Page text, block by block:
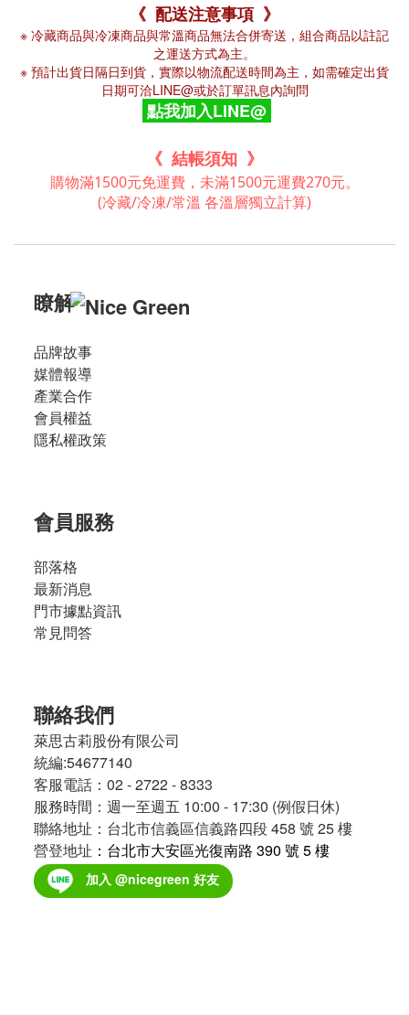
《 配送注意事項 》
※ 冷藏商品與冷凍商品與常溫商品無法合併寄送，組合商品以註記
之運送方式為主。
※ 預計出貨日隔日到貨，實際以物流配送時間為主，如需確定出貨
日期可洽LINE@或於訂單訊息內詢問
點我加入LINE@
《 結帳須知 》
購物滿1500元免運費，未滿1500元運費270元。
(冷藏/冷凍/常溫 各溫層獨立計算)
瞭解
品牌故事
媒體報導
產業合作
會員權益
隱私權政策
會員服務
部落格
最新消息
門市據點資訊
常見問答
聯絡我們
萊思古莉股份有限公司
統編:54677140
客服電話：02 - 2722 - 8333
服務時間：週一至週五 10:00 - 17:30 (例假日休)
聯絡地址：台北市信義區信義路四段 458 號 25 樓
營登地址 ：台北市大安區光復南路 390 號 5 樓
加入 @nicegreen 好友